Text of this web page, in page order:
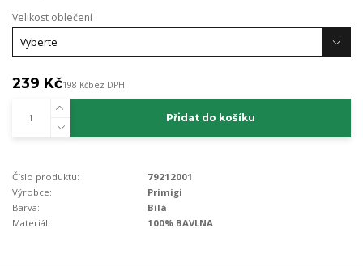
Velikost oblečení
239 Kč198 Kčbez DPH
Přidat do košíku
Číslo produktu:
79212001
Výrobce:
Primigi
Barva:
Bílá
Materiál:
100% BAVLNA